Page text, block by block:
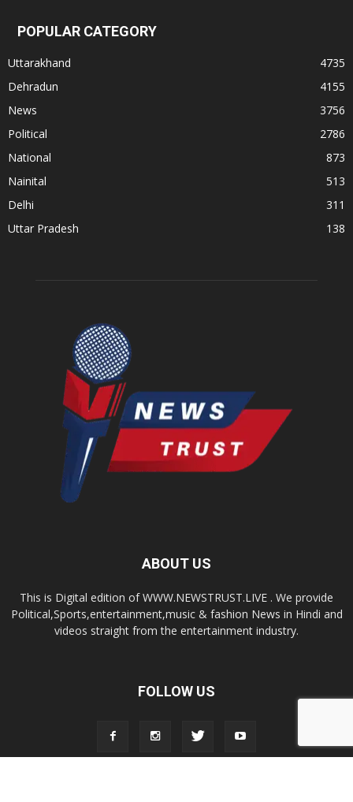
POPULAR CATEGORY
Uttarakhand
4735
Dehradun
4155
News
3756
Political
2786
National
873
Nainital
513
Delhi
311
Uttar Pradesh
138
ABOUT US
This is Digital edition of WWW.NEWSTRUST.LIVE . We provide
Political,Sports,entertainment,music & fashion News in Hindi and
videos straight from the entertainment industry.
FOLLOW US